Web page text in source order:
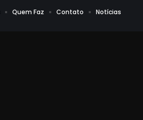
Quem Faz Contato Notícias